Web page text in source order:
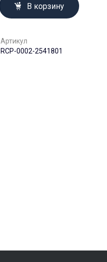
В корзину
Артикул
RCP-0002-2541801